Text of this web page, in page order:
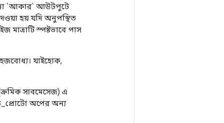
`আকার` আউটপুটে
হয় যদি অনুপস্থিত
মাত্রাটি স্পষ্টভাবে পাস
যাইহোক,
সাবমেসেজ) এ
অপের অন্য